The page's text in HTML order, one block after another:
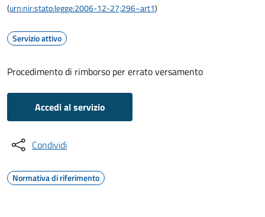
(urn:nir:stato:legge:2006-12-27;296~art1)
Servizio attivo
Procedimento di rimborso per errato versamento
Accedi al servizio
Condividi
Normativa di riferimento